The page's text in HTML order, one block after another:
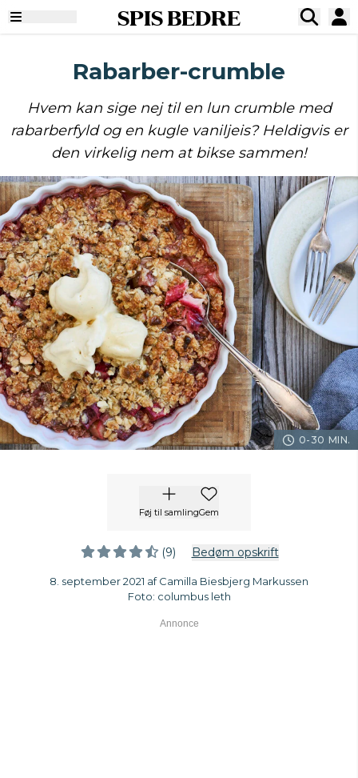
SPIS BEDRE
Rabarber-crumble
Hvem kan sige nej til en lun crumble med
rabarberfyld og en kugle vaniljeis? Heldigvis er
den virkelig nem at bikse sammen!
0-30 MIN.
Føj til samlingGem
(9) Bedøm opskrift
8. september 2021 af Camilla Biesbjerg Markussen
Foto: columbus leth